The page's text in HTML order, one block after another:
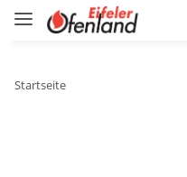
Startseite